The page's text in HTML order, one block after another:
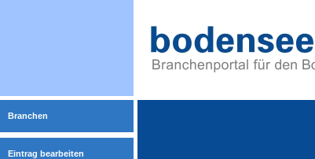
Branchen
Eintrag bearbeiten